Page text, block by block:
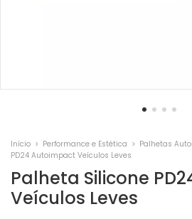
Início > Performance e Estética > Palhetas
PD24 Autoimpact Veículos Leves
Palheta Silicone
Veículos Leves